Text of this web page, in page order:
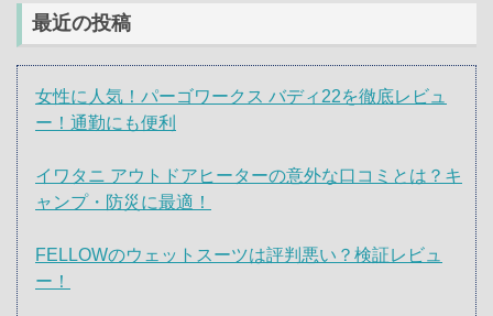
最近の投稿
女性に人気！パーゴワークス バディ22を徹底レビュ
ー！通勤にも便利
イワタニ アウトドアヒーターの意外な口コミとは？キ
ャンプ・防災に最適！
FELLOWのウェットスーツは評判悪い？検証レビュ
ー！